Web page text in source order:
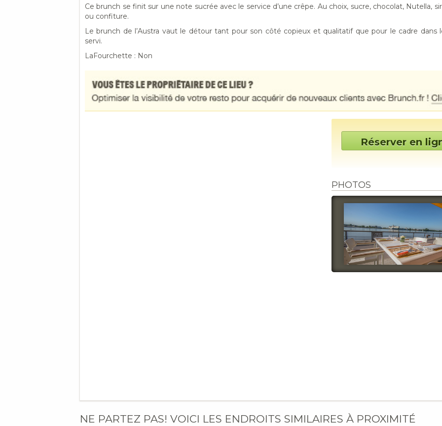
Ce brunch se finit sur une note sucrée avec le service d’une crêpe. Au choix, sucre, chocolat, Nutella,
ou confiture.
Le brunch de l’Austra vaut le détour tant pour son côté copieux et qualitatif que pour le cadre dans
servi.
LaFourchette : Non
Réserver en
PHOTOS
NE PARTEZ PAS! VOICI LES ENDROITS SIMILAIRES À PROXIMITÉ